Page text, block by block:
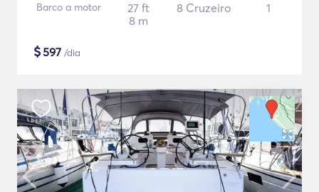
Barco a motor
27 ft
8 m
8 Cruzeiro 1
$597 /dia